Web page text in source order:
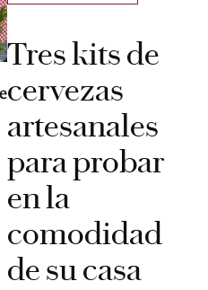
Tres kits de
cervezas
artesanales
para probar
en la
comodidad
de su casa